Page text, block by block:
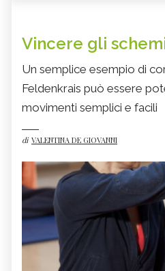
Vincere gli
Un semplice esempio di
Feldenkrais può essere
movimenti semplici e facili
di VALENTINA DE GIOVANNI